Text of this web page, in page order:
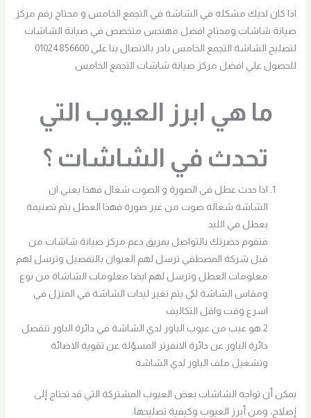
اذا كان لديك مشكله في الشاشة في التجمع الخامس و محتاج رقم مركز
صيانة شاشات ومحتاج افضل مهندس متخصص في صيانة الشاشات
لتصليح الشاشة التجمع الخامس بادر بالاتصال بنا علي 01024856600
للحصول علي افضل مركز صيانة شاشات التجمع الخامس
ما هي ابرز العيوب التي
تحدث في الشاشات ؟
اذا حدث عطل في الصورة و الصوت شغال فهذا يعني ان
الشاشة شغالة صوت من غير صورة فهذا العطل يتم تصنيفة
بعطل في الليد
فتقوم حضرتك بالتواصل بفريق دعم مركز صيانة شاشات من
قبل شركة المصطقي ترسل لهم العنوان بالتفصيل وترسل لهم
معلومات العطل وترسل لهم ايضا معلومات الشاشاة من نوع
ومقاس الشاشة لكي يتم تغير ليدات الشاشة في المنزل في
اسرع وقت واقل التكاليف
2.هو عيب من عيوب الباور لدي الشاشة في دائرة الباور تنفصل
دائرة الباور عن دائرة الانفرتر المسؤلة عن تقوية الاضائة
وتشغيل ملف الباور لدي الشاشة
يمكن أن تواجه الشاشات بعض العيوب المشتركة التي قد تحتاج إلى
إصلاح، ومن أبرز العيوب وكيفية تصليحها: